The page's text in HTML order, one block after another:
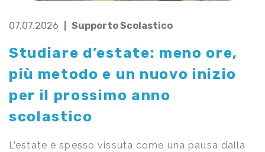
07.07.2026 Supporto Scolastico
Studiare d’estate: meno ore,
più metodo e un nuovo inizio
per il prossimo anno
scolastico
L’estate è spesso vissuta come una pausa dalla